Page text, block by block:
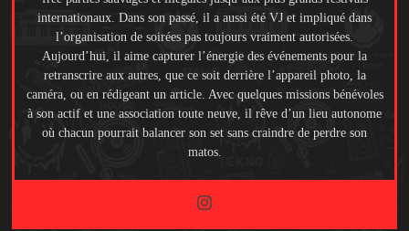
internationaux. Dans son passé, il a aussi été VJ et impliqué dans
l’organisation de soirées pas toujours vraiment autorisées.
Aujourd’hui, il aime capturer l’énergie des événements pour la
retranscrire aux autres, que ce soit derrière l’appareil photo, la
caméra, ou en rédigeant un article. Avec quelques missions bénévoles
à son actif et une association toute neuve, il rêve d’un lieu autonome
où chacun pourrait balancer son set sans craindre de perdre son
matos.